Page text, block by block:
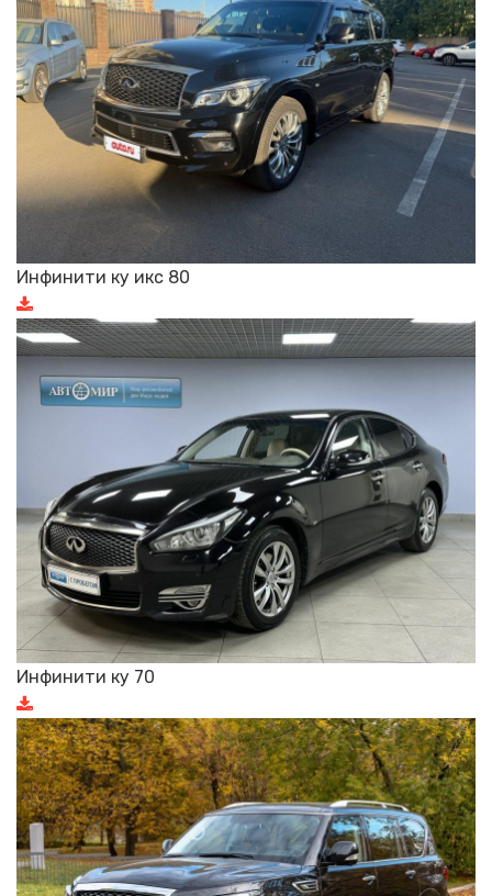
Инфинити ку икс 80
Инфинити ку 70